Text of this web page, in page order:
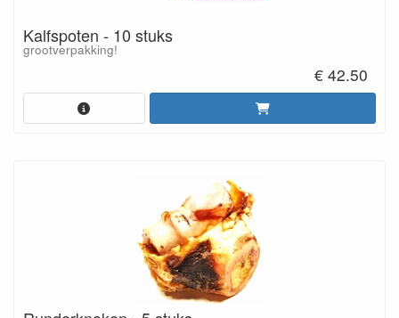
Kalfspoten - 10 stuks
grootverpakking!
€ 42.50